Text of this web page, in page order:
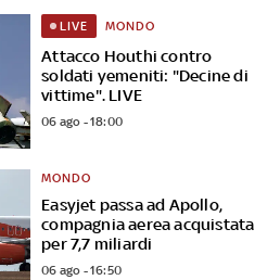
Attacco Houthi contro
soldati yemeniti: "Decine di
vittime". LIVE
LIVE MONDO
06 ago - 18:00
Easyjet passa ad Apollo,
compagnia aerea acquistata
per 7,7 miliardi
MONDO
06 ago - 16:50